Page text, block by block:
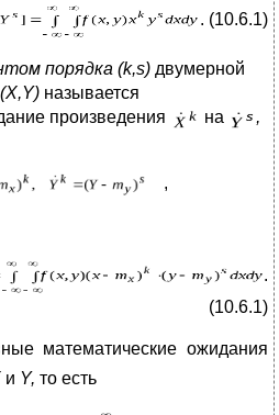
. (10.6.1)
порядка (k,s) двумерной
(X,Y) называется
произведения
на
,
,
.
(10.6.1)
математические ожидания
и Y, то есть